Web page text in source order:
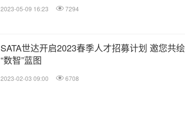
2023-05-09 16:23 7294
SATA世达开启2023春季人才招募计划 邀您共绘
“数智”蓝图
2023-02-03 09:00 6708